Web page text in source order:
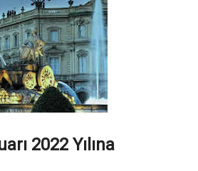
2022 Yılına